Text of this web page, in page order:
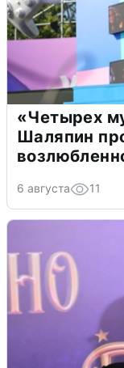
«Четырех
Шаляпин
6 августа 11